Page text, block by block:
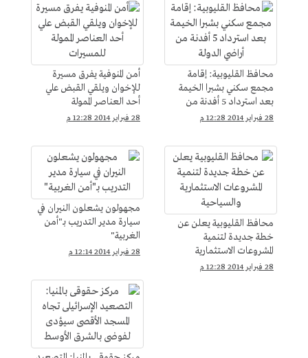
محافظ القليوبية: إقامة
مجمع سكني بشبرا الخيمة
بعد استرداد 5 أفدنة من
أراضي الدولة
28 فبراير 2014 12:28 م
أمن المنوفية يفرق مسيرة
للإخوان ويلقي القبض علي
أحد العناصر الممولة
للمسيرات
28 فبراير 2014 12:28 م
محافظ القليوبية يعلن عن
خطة جديدة لتنمية
المشروعات الاستثمارية
والسياحية
28 فبراير 2014 12:28 م
مجهولون يشعلون النيران في
سيارة مدير التدريب بـ"أمن
الغربية"
28 فبراير 2014 12:14 م